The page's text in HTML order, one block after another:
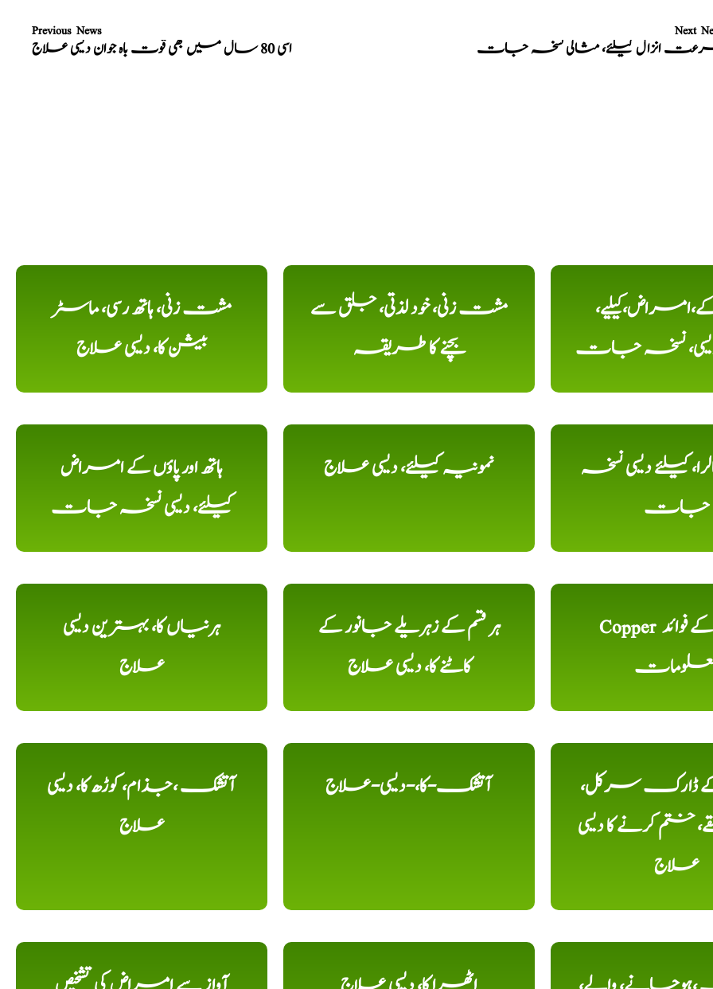
Previous News
اسی 80 سال میں بھی قوت باہ جوان دیسی علاج
Next
انزال کیلئے، مثالی نسخہ جات
مشت زنی، ہاتھ رسی، ماسٹر
بیشن کا، دیسی علاج
مشت زنی، خود لذتی، جلق سے
بچنے کا طریقہ
نسخہ جات
ہاتھ اور پاؤں کے امراض
کیلئے، دیسی نسخہ جات
نمونیہ کیلئے، دیسی علاج
کیلئے دیسی نسخہ
جات
ہرنیاں کا، بہترین دیسی
علاج
ہر قسم کے زہریلے جانور کے
کاٹنے کا، دیسی علاج
Copper تانبا کے فوائد
آتشک ،جذام، کوڑھ کا، دیسی
علاج
آتشک-کا،-دیسی-علاج
کے ڈارک سرکل،
ختم کرنے کا دیسی
علاج